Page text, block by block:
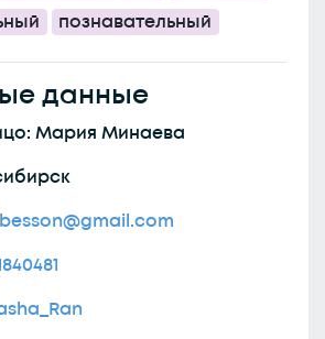
познавательный
данные
Мария Минаева